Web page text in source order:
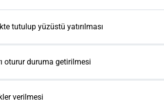
tutulup yüzüstü yatırılması
oturur duruma getirilmesi
verilmesi